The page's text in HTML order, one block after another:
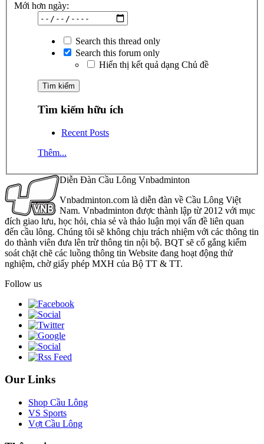
Mới hơn ngày:
Search this thread only
Search this forum only
Hiển thị kết quả dạng Chủ đề
Tìm kiếm hữu ích
Recent Posts
Thêm...
Diễn Đàn Cầu Lông Vnbadminton
Vnbadminton.com là diễn đàn về Cầu Lông Việt
Nam. Vnbadminton được thành lập từ 2012 với mục
đích giao lưu, học hỏi, chia sẻ và thảo luận mọi vấn đề liên quan
đến cầu lông. Chúng tôi sẽ không chịu trách nhiệm với các thông tin
do thành viên đưa lên trừ thông tin nội bộ. BQT sẽ cố gắng kiểm
soát chặt chẽ các luồng thông tin Website đang hoạt động thử
nghiệm, chờ giấy phép MXH của Bộ TT & TT.
Follow us
Our Links
Shop Cầu Lông
VS Sports
Vợt Cầu Lông